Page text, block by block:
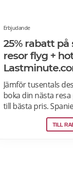
Erbjudande
25% rabatt
resor flyg +
Jämför tusentals
boka din nästa
till bästa pris.
Letar du efter sol
hotell på
TILL